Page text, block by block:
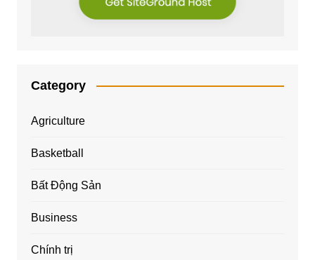
Category
Agriculture
Basketball
Bất Động Sản
Business
Chính trị